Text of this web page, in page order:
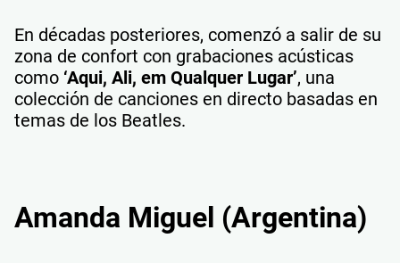
En décadas posteriores, comenzó a salir de su
zona de confort con grabaciones acústicas
como ‘Aqui, Ali, em Qualquer Lugar’, una
colección de canciones en directo basadas en
temas de los Beatles.
Amanda Miguel (Argentina)